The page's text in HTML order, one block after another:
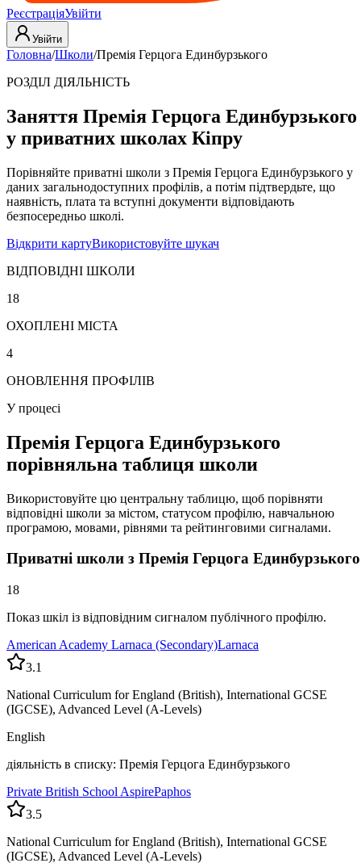
РеєстраціяУвійти
Увійти
Головна/Школи/Премія Герцога Единбурзького
РОЗДІЛ ДІЯЛЬНІСТЬ
Заняття Премія Герцога Единбурзького
у приватних школах Кіпру
Порівняйте приватні школи з Премія Герцога Единбурзького у
даних загальнодоступних профілів, а потім підтвердьте, що
наявність, плата та вступні документи відповідають
безпосередньо школі.
Відкрити картуВикористовуйте шукач
ВІДПОВІДНІ ШКОЛИ
18
ОХОПЛЕНІ МІСТА
4
ОНОВЛЕННЯ ПРОФІЛІВ
У процесі
Премія Герцога Единбурзького
порівняльна таблиця школи
Використовуйте цю центральну таблицю, щоб порівняти
відповідні школи за містом, статусом профілю, навчальною
програмою, мовами, рівнями та рейтинговими сигналами.
Приватні школи з Премія Герцога Единбурзького
18
Показ шкіл із відповідним сигналом публічного профілю.
American Academy Larnaca (Secondary)Larnaca
3.1
National Curriculum for England (British), International GCSE
(IGCSE), Advanced Level (A-Levels)
English
діяльність в списку: Премія Герцога Единбурзького
Private British School AspirePaphos
3.5
National Curriculum for England (British), International GCSE
(IGCSE), Advanced Level (A-Levels)